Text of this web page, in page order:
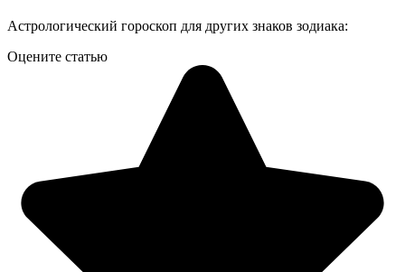
Астрологический гороскоп для других знаков зодиака:
Оцените статью